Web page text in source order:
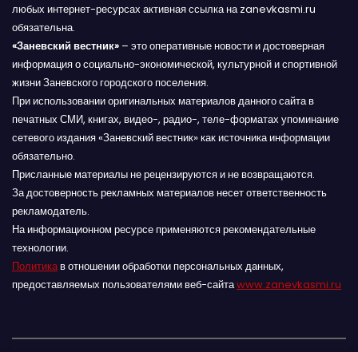
любых интернет-ресурсах активная ссылка на zanevkasmi.ru
обязательна.
«Заневский вестник» – это оперативные новости и достоверная
информация о социально-экономической, культурной и спортивной
жизни Заневского городского поселения.
При использовании оригинальных материалов данного сайта в
печатных СМИ, книгах, видео-, радио-, теле-форматах упоминание
сетевого издания «Заневский вестник» как источника информации
обязательно.
Присланные материалы не рецензируются и не возвращаются.
За достоверность рекламных материалов несет ответственность
рекламодатель.
На информационном ресурсе применяются рекомендательные
технологии.
Политикав отношении обработки персональных данных,
предоставляемых пользователями веб-сайтаwww.zanevkasmi.ru